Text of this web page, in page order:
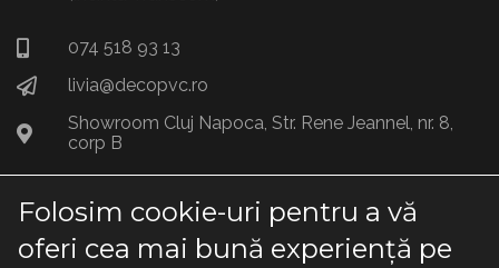
074 518 93 13
livia@decopvc.ro
Showroom Cluj Napoca, Str. Rene Jeannel, nr. 8,
corp B
Gama de produse
Folosim cookie-uri pentru a vă
oferi cea mai bună experiență pe